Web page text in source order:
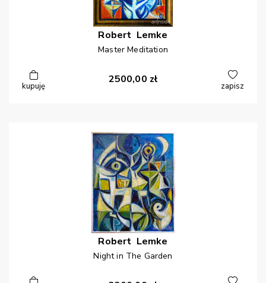
Robert Lemke
Master Meditation
kupuję
2500,00 zł
zapisz
Robert Lemke
Night in The Garden